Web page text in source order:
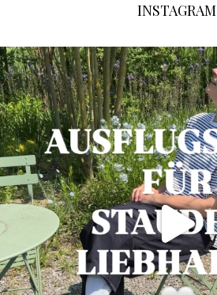
INSTAGRAM